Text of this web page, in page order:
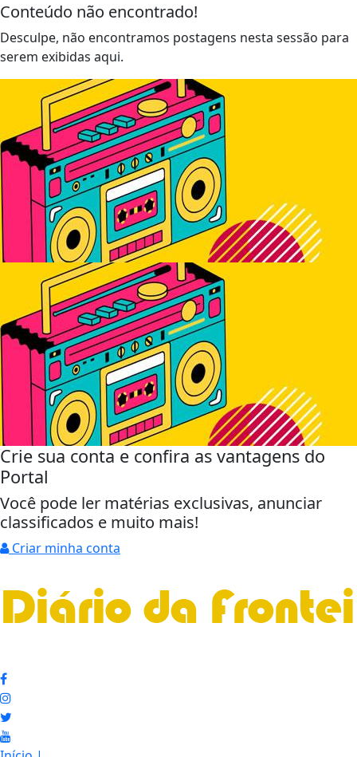
Conteúdo não encontrado!
Desculpe, não encontramos postagens nesta sessão para
serem exibidas aqui.
Crie sua conta e confira as vantagens do
Portal
Você pode ler matérias exclusivas, anunciar
classificados e muito mais!
Criar minha conta